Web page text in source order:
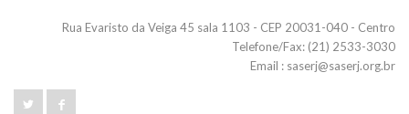
Rua Evaristo da Veiga 45 sala 1103 - CEP 20031-040 - Centro
Telefone/Fax: (21) 2533-3030
Email : saserj@saserj.org.br